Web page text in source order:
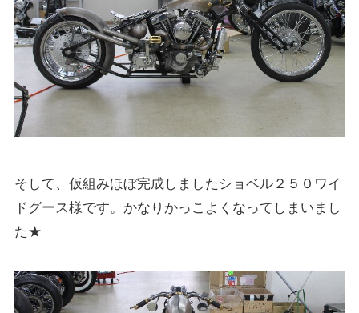
そして、仮組みほぼ完成しましたショベル２５０ワイ
ドグース様です。かなりかっこよくなってしまいまし
た★